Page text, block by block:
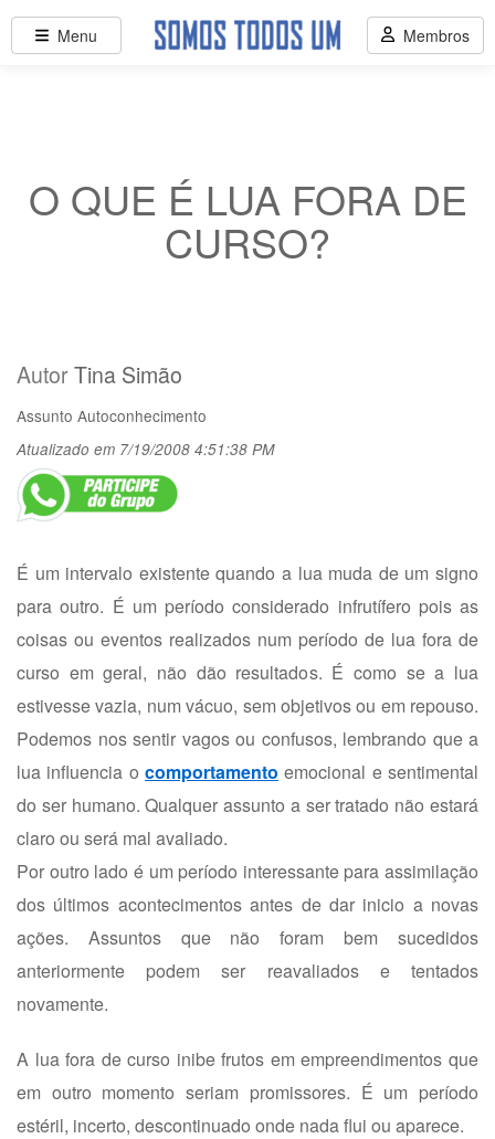
O QUE É LUA FORA DE
CURSO?
AutorTina Simão
Assunto Autoconhecimento
Atualizado em 7/19/2008 4:51:38 PM
É um intervalo existente quando a lua muda de um signo
para outro. É um período considerado infrutífero pois as
coisas ou eventos realizados num período de lua fora de
curso em geral, não dão resultados. É como se a lua
estivesse vazia, num vácuo, sem objetivos ou em repouso.
Podemos nos sentir vagos ou confusos, lembrando que a
lua influencia o comportamento emocional e sentimental
do ser humano. Qualquer assunto a ser tratado não estará
claro ou será mal avaliado.
Por outro lado é um período interessante para assimilação
dos últimos acontecimentos antes de dar inicio a novas
ações. Assuntos que não foram bem sucedidos
anteriormente podem ser reavaliados e tentados
novamente.
A lua fora de curso inibe frutos em empreendimentos que
em outro momento seriam promissores. É um período
estéril, incerto, descontinuado onde nada flui ou aparece.
Menu Membros